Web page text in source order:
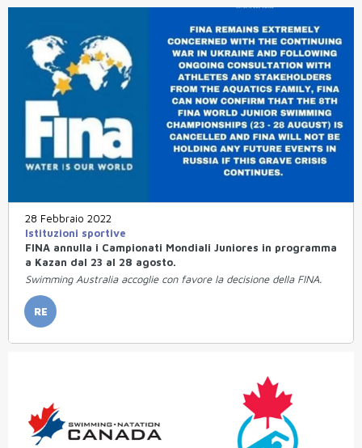
28 Febbraio 2022
Istituzioni sportive
FINA annulla i Campionati Mondiali Juniores in programma
a Kazan dal 23 al 28 agosto.
Swimming Australia accoglie con favore la decisione della FINA.
RE